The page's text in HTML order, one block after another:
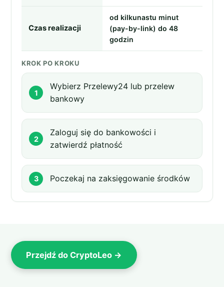
Czas realizacji
od kilkunastu minut
(pay-by-link) do 48
godzin
KROK PO KROKU
Wybierz Przelewy24 lub przelew
bankowy
Zaloguj się do bankowości i
zatwierdź płatność
Poczekaj na zaksięgowanie środków
Przejdź do CryptoLeo →